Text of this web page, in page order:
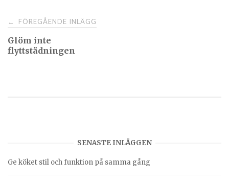
← FÖREGÅENDE INLÄGG
Glöm inte
flyttstädningen
SENASTE INLÄGGEN
Ge köket stil och funktion på samma gång